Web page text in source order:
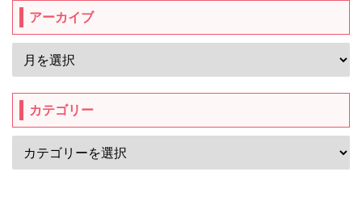
アーカイブ
カテゴリー